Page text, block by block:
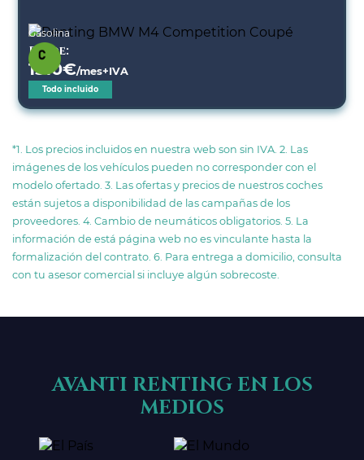
Gasolina
Desde:
1510€/mes+IVA
Todo incluido
*1. Los precios incluidos en nuestra web son sin IVA. 2. Las
imágenes de los vehículos pueden no corresponder con el
modelo ofertado. 3. Las ofertas y precios de nuestros coches
están sujetos a disponibilidad de las campañas de los
proveedores. 4. Cambio de neumáticos obligatorios. 5. La
información de está página web no es vinculante hasta la
formalización del contrato. 6. Para entrega a domicilio, consulta
con tu asesor comercial si incluye algún sobrecoste.
AVANTI RENTING EN LOS
MEDIOS